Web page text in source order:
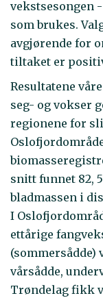
vekstsesongen
som brukes.
avgjørende for
tiltaket er
Resultatene
seg- og vokser
regionene for
snitt funnet 82,
bladmassen i
I
ettårige
vårsådde,
Trøndelag fikk